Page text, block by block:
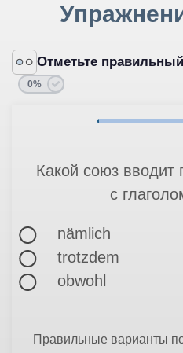
Отметьте
0%
Какой союз вводит
с
nämlich
trotzdem
obwohl
Правильные варианты